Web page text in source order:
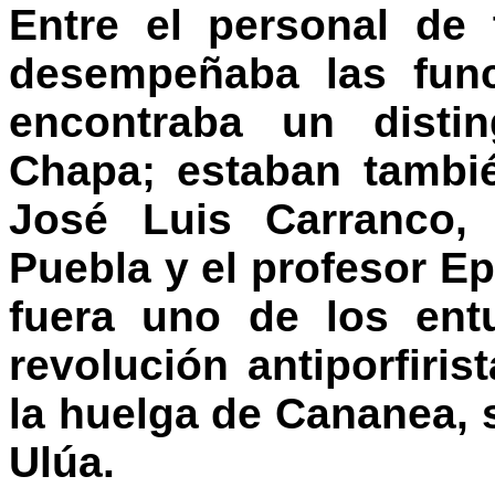
Entre el personal de
desempeñaba las
encontraba un
Chapa; estaban
José Luis Carranco,
Puebla y el profesor
fuera uno de los
revolución
la huelga de Cananea,
Ulúa.